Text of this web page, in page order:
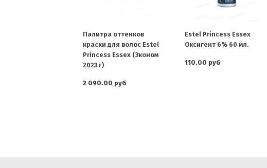
Палитра оттенков
краски для волос Estel
Princess Essex (Эконом
2023 г)
2 090.00 руб
Estel Princess Essex
Оксигент 6% 60 мл.
110.00 руб